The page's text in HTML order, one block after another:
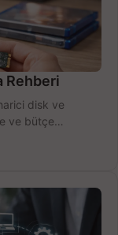
Rehberi
disk ve
ve bütçe